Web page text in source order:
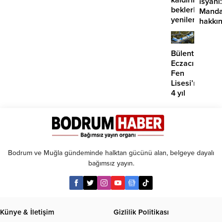
beklerken
yenilerinin
önü
mü
açılıyor?
Bülent
Eczacıbaşı
Fen
Lisesi’nde
4 yıl
Bodrum ve Muğla gündeminde halktan gücünü alan, belgeye dayalı
bağımsız yayın.
Künye & İletişim Gizlilik Politikası